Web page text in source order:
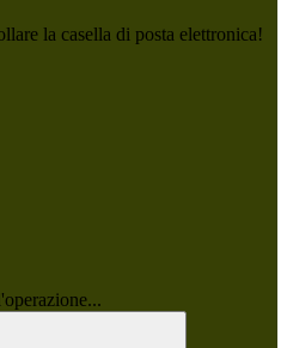
la casella di posta elettronica!